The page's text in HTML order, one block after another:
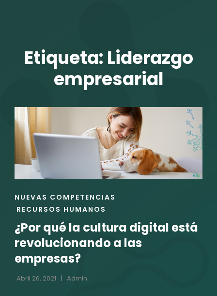
Etiqueta: Liderazgo
empresarial
ENLACES
DE
CATEGORÍAS
NUEVAS COMPETENCIAS
RECURSOS HUMANOS
¿Por qué la cultura digital está
revolucionando a las
empresas?
Abril 26, 2021 Admin